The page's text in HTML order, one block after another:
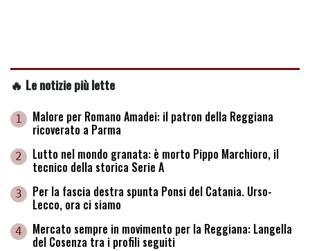
🔥 Le notizie più lette
1 Malore per Romano Amadei: il patron della Reggiana
ricoverato a Parma
2 Lutto nel mondo granata: è morto Pippo Marchioro, il
tecnico della storica Serie A
3 Per la fascia destra spunta Ponsi del Catania. Urso-
Lecco, ora ci siamo
4 Mercato sempre in movimento per la Reggiana: Langella
del Cosenza tra i profili seguiti